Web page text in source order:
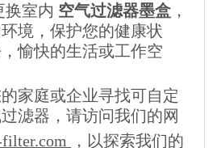
室内 空气过滤器墨盒 ，
境，保护您的健康状
愉快的生活或工作空
家庭或企业寻找可自定
滤器，请访问我们的网
，以探索我们的